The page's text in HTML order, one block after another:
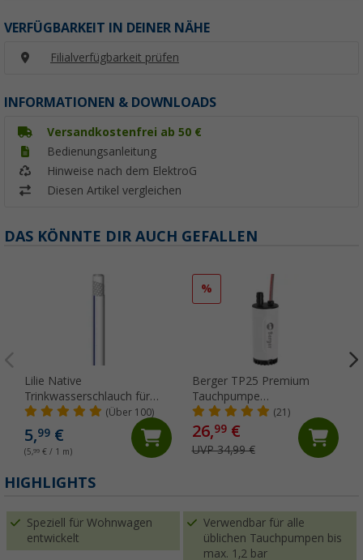
VERFÜGBARKEIT IN DEINER NÄHE
Filialverfügbarkeit prüfen
INFORMATIONEN & DOWNLOADS
Versandkostenfrei ab 50 €
Bedienungsanleitung
Hinweise nach dem ElektroG
Diesen Artikel vergleichen
DAS KÖNNTE DIR AUCH GEFALLEN
Lilie Native
Trinkwasserschlauch für
Kaltwasser 10x15 mm
(Meterware)
(Über 100)
5,99 €
(5,99 € / 1 m)
%
Berger TP25 Premium
Tauchpumpe
lebensmittelecht 12V 1,8
bar 25 l/min
(21)
26,99€
UVP 34,99 €
HIGHLIGHTS
Speziell für Wohnwagen
entwickelt
Verwendbar für alle
üblichen Tauchpumpen bis
max. 1,2 bar